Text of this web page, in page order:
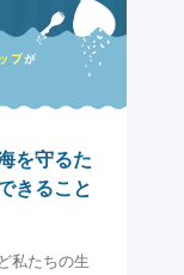
を守るた
きること
私たちの生